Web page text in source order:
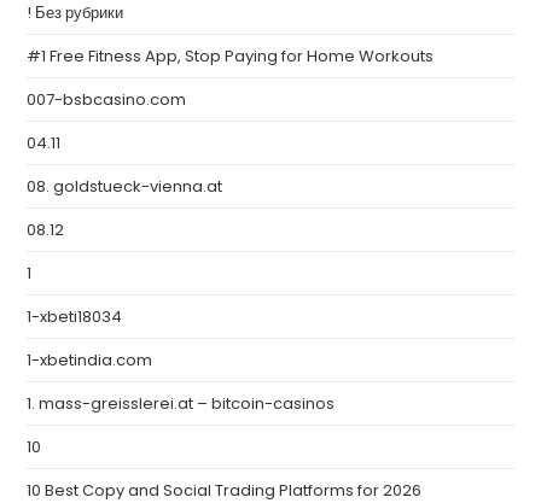
! Без рубрики
#1 Free Fitness App, Stop Paying for Home Workouts
007-bsbcasino.com
04.11
08. goldstueck-vienna.at
08.12
1
1-xbeti18034
1-xbetindia.com
1. mass-greisslerei.at – bitcoin-casinos
10
10 Best Copy and Social Trading Platforms for 2026